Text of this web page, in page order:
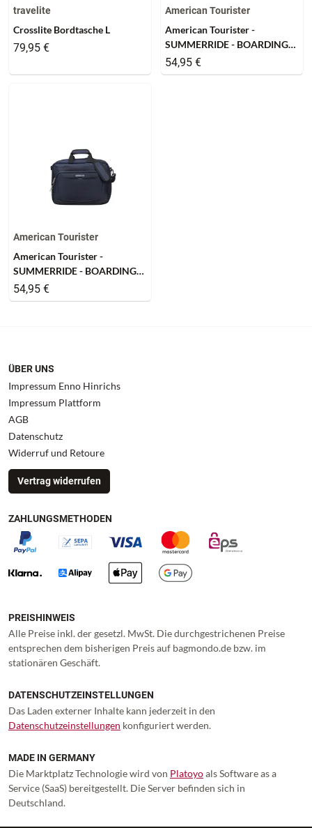
travelite
Crosslite Bordtasche L
79,95 €
American Tourister
American Tourister -
SUMMERRIDE - BOARDING
BAG - lilas pink
54,95 €
American Tourister
American Tourister -
SUMMERRIDE - BOARDING
BAG - navy
54,95 €
ÜBER UNS
Impressum Enno Hinrichs
Impressum Plattform
AGB
Datenschutz
Widerruf und Retoure
Vertrag widerrufen
ZAHLUNGSMETHODEN
PREISHINWEIS
Alle Preise inkl. der gesetzl. MwSt. Die durchgestrichenen Preise
entsprechen dem bisherigen Preis auf bagmondo.de bzw. im
stationären Geschäft.
DATENSCHUTZEINSTELLUNGEN
Das Laden externer Inhalte kann jederzeit in den
Datenschutzeinstellungen konfiguriert werden.
MADE IN GERMANY
Die Marktplatz Technologie wird von Platoyoals Software as a
Service (SaaS) bereitgestellt. Die Server befinden sich in
Deutschland.